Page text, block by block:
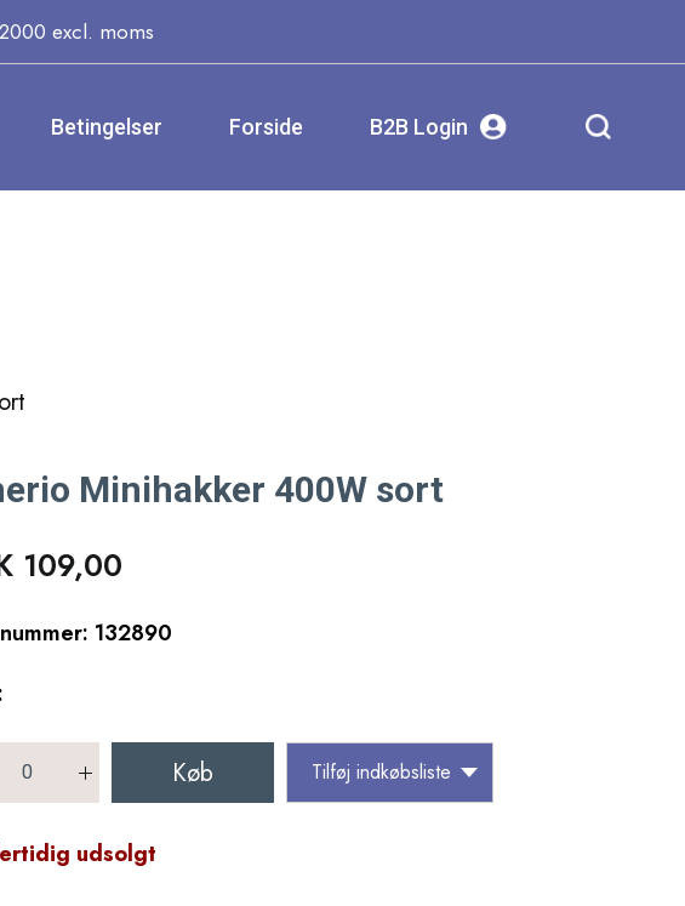
excl. moms
Betingelser Forside B2B Login
Minihakker 400W sort
109,00
132890
Køb Tilføj indkøbsliste
udsolgt